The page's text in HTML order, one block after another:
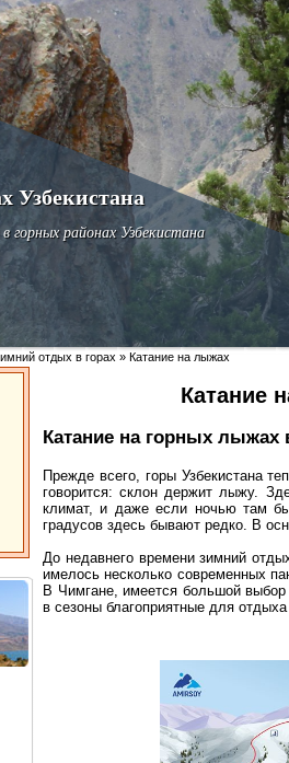
Узбекистана
горных районах Узбекистана
гарантированные
субботу, начиная с июня
отдых в горах » Катание на лыжах
Катание
Катание на горных лыжах
Прежде всего, горы Узбекистана
говорится: склон держит лыжу.
климат, и даже если ночью там
градусов здесь бывают редко. В
До недавнего времени зимний
имелось несколько современных
В Чимгане, имеется большой выбор
в сезоны благоприятные для